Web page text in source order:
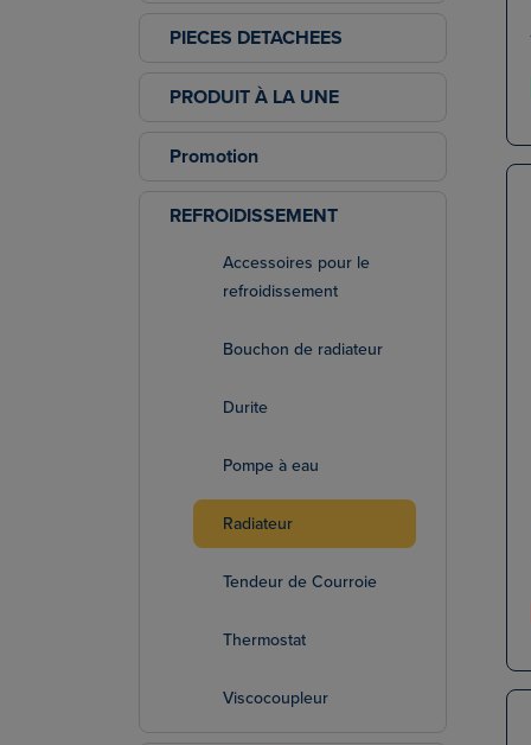
PIECES DETACHEES
PRODUIT À LA UNE
Promotion
REFROIDISSEMENT
Accessoires pour le
refroidissement
Bouchon de radiateur
Durite
Pompe à eau
Radiateur
Tendeur de Courroie
Thermostat
Viscocoupleur